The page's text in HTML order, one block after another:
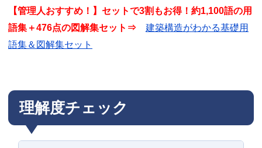
【管理人おすすめ！】セットで3割もお得！約1,100語の用
語集＋476点の図解集セット⇒ 建築構造がわかる基礎用
語集＆図解集セット
理解度チェック